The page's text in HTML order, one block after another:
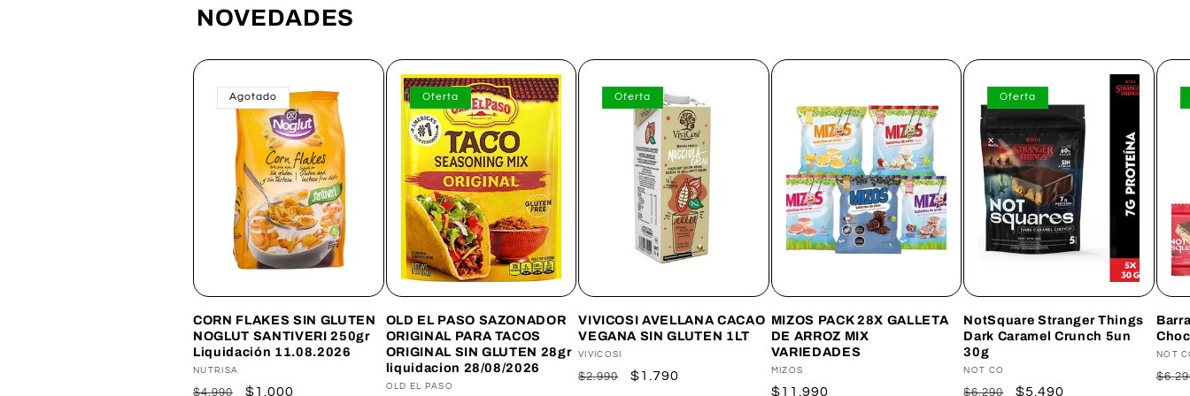
NOVEDADES
Agotado
CORN FLAKES SIN GLUTEN
NOGLUT SANTIVERI 250gr
Liquidación 11.08.2026
Proveedor:
NUTRISA
Precio
$4.990
Precio
$1.000
Oferta
OLD EL PASO SAZONADOR
ORIGINAL PARA TACOS
ORIGINAL SIN GLUTEN 28gr
liquidacion 28/08/2026
Proveedor:
OLD EL PASO
Oferta
VIVICOSI AVELLANA CACAO
VEGANA SIN GLUTEN 1LT
Proveedor:
VIVICOSI
Precio
$2.990
Precio
$1.790
MIZOS PACK 28X GALLETA
DE ARROZ MIX
VARIEDADES
Proveedor:
MIZOS
Precio
$11.990
Oferta
NotSquare Stranger Things
Dark Caramel Crunch 5un
30g
Proveedor:
NOT CO
Precio
$6.290
Precio
$5.490
NOT